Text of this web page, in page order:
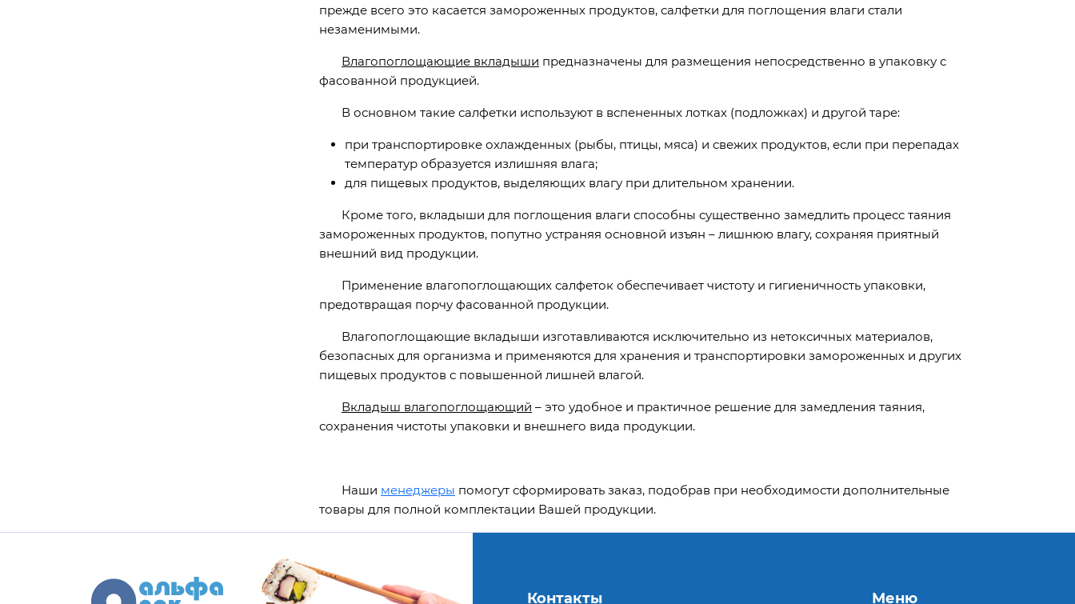
прежде всего это касается замороженных продуктов, салфетки для поглощения влаги стали
незаменимыми.
Влагопоглощающие вкладыши предназначены для размещения непосредственно в упаковку с
фасованной продукцией.
В основном такие салфетки используют в вспененных лотках (подложках) и другой таре:
при транспортировке охлажденных (рыбы, птицы, мяса) и свежих продуктов, если при перепадах
температур образуется излишняя влага;
для пищевых продуктов, выделяющих влагу при длительном хранении.
Кроме того, вкладыши для поглощения влаги способны существенно замедлить процесс таяния
замороженных продуктов, попутно устраняя основной изъян – лишнюю влагу, сохраняя приятный
внешний вид продукции.
Применение влагопоглощающих салфеток обеспечивает чистоту и гигиеничность упаковки,
предотвращая порчу фасованной продукции.
Влагопоглощающие вкладыши изготавливаются исключительно из нетоксичных материалов,
безопасных для организма и применяются для хранения и транспортировки замороженных и других
пищевых продуктов с повышенной лишней влагой.
Вкладыш влагопоглощающий – это удобное и практичное решение для замедления таяния,
сохранения чистоты упаковки и внешнего вида продукции.
Наши менеджеры помогут сформировать заказ, подобрав при необходимости дополнительные
товары для полной комплектации Вашей продукции.
Контакты Меню